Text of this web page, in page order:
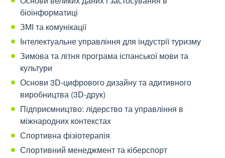
біоінформатиці
ЗМІ та комунікації
Інтелектуальне управління для індустрії туризму
Зимова та літня програма іспанської мови та
культури
Основи 3D-цифрового дизайну та адитивного
виробництва (3D-друк)
Підприємництво: лідерство та управління в
міжнародних контекстах
Спортивна фізіотерапія
Спортивний менеджмент та кіберспорт